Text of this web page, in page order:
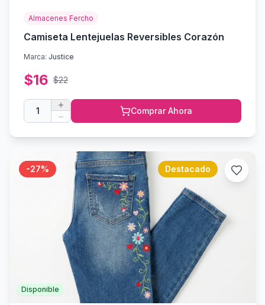
Almacenes Fercho
Camiseta Lentejuelas Reversibles Corazón
Marca: Justice
$16 $22
1 Comprar Ahora
-27% Destacado
Disponible